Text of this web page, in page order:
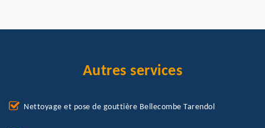
Autres services
Nettoyage et pose de gouttière Bellecombe Tarendol